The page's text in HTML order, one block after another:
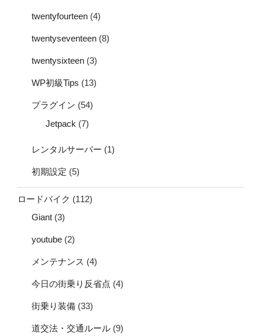
twentyfourteen (4)
twentyseventeen (8)
twentysixteen (3)
WP初級Tips (13)
プラグイン (54)
Jetpack (7)
レンタルサーバー (1)
初期設定 (5)
ロードバイク (112)
Giant (3)
youtube (2)
メンテナンス (4)
今日の街乗り反省点 (4)
街乗り装備 (33)
道交法・交通ルール (9)